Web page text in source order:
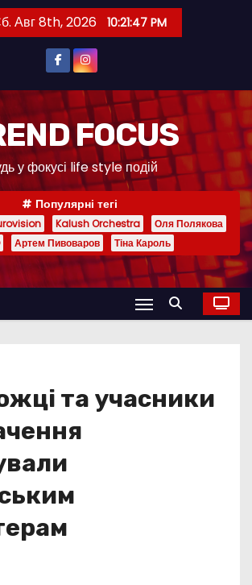
Авг 8th, 2026 10:21:48 PM
FOCUS
у фокусі life style подій
Популярні тегі
Kalush Orchestra
Оля Полякова
Артем Пивоваров Тіна Кароль
та учасники